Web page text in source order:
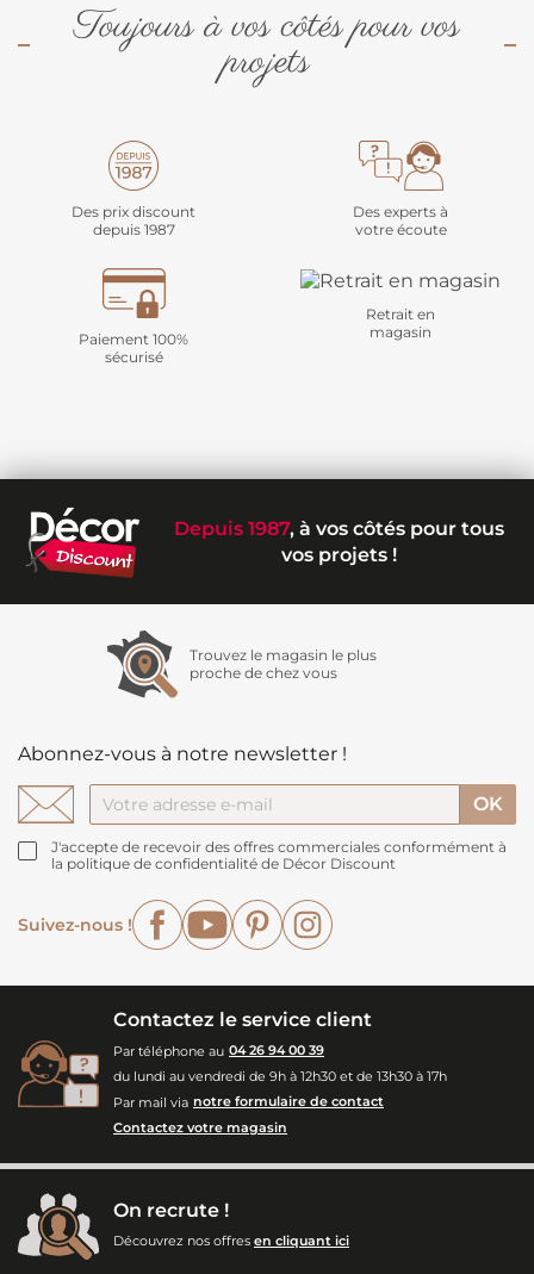
Toujours à vos côtés pour vos
projets
Des prix discount
depuis 1987
Des experts à
votre écoute
Paiement 100%
sécurisé
Retrait en
magasin
Depuis 1987, à vos côtés pour tous
vos projets !
Trouvez le magasin le plus
proche de chez vous
Abonnez-vous à notre newsletter !
J'accepte de recevoir des offres commerciales conformément à
la politique de confidentialité de Décor Discount
Suivez-nous !
FacebookYouTubePinterest
Contactez le service client
Par téléphone au 04 26 94 00 39
du lundi au vendredi de 9h à 12h30 et de 13h30 à 17h
Par mail via notre formulaire de contact
Contactez votre magasin
On recrute !
Découvrez nos offres en cliquant ici